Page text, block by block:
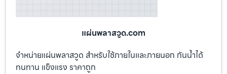
แผ่นพลาสวูด.com
จำหน่ายแผ่นพลาสวูด สำหรับใช้ภายในและภายนอก กันน้ำได้
ทนทาน แข็งแรง ราคาถูก